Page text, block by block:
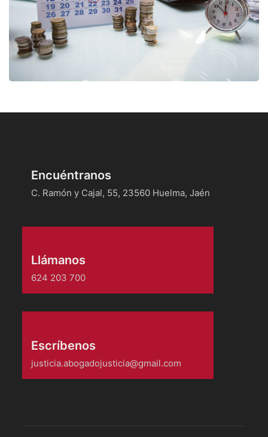
Encuéntranos
C. Ramón y Cajal, 55, 23560 Huelma, Jaén
Llámanos
624 203 700
Escríbenos
justicia.abogadojusticia@gmail.com